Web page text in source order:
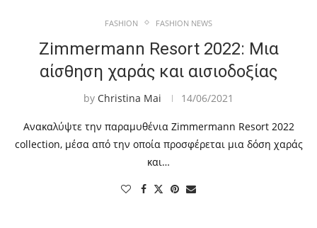
FASHION FASHION NEWS
Zimmermann Resort 2022: Μια
αίσθηση χαράς και αισιοδοξίας
by Christina Mai 14/06/2021
Ανακαλύψτε την παραμυθένια Zimmermann Resort 2022
collection, μέσα από την οποία προσφέρεται μια δόση χαράς
και…